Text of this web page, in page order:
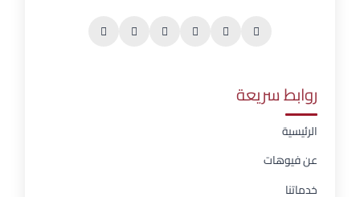
روابط سريعة
الرئيسية
عن فيوهات
خدماتنا